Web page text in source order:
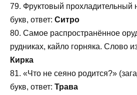
79. Фруктовый прохладительный
букв, ответ: Ситро
80. Самое распространённое
рудниках, кайло горняка. Слово
Кирка
81. «Что не сеяно родится?»
букв, ответ: Трава